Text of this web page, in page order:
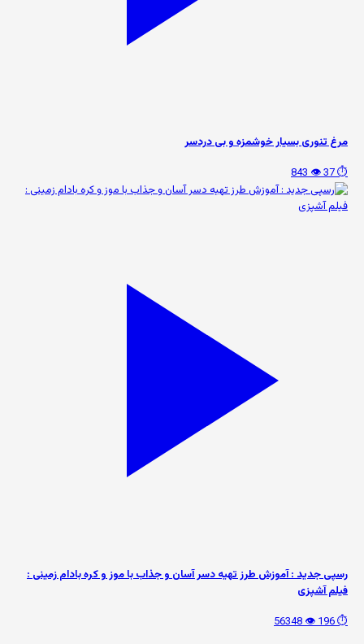
مرغ تنوری بسیار خوشمزه و بی دردسر
⏱️ 37
👁️ 843
رسپی جدید : آموزش طرز تهیه دسر آسان و جذاب با موز و کره بادام زمینی :
فیلم آشپزی
⏱️ 196
👁️ 56348